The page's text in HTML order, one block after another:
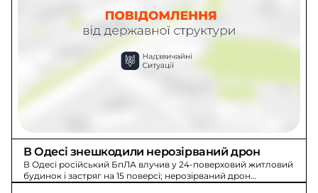
В Одесі знешкодили нерозірваний дрон
В Одесі російський БпЛА влучив у 24-поверховий житловий
будинок і застряг на 15 поверсі; нерозірваний дрон
знешкодили.